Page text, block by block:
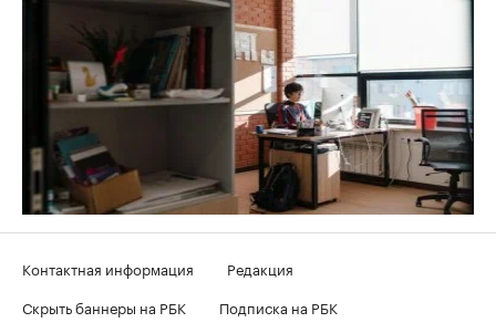
Контактная информация
Редакция
Скрыть баннеры на РБК
Подписка на РБК